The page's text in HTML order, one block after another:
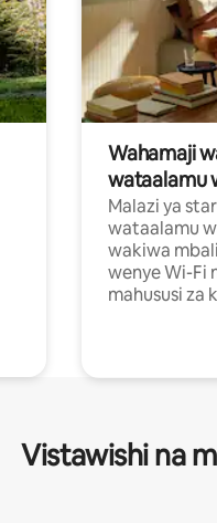
Wahamaji
wataalamu
Malazi ya
wataalamu
wakiwa
wenye Wi-Fi
mahususi za
Vistawishi na